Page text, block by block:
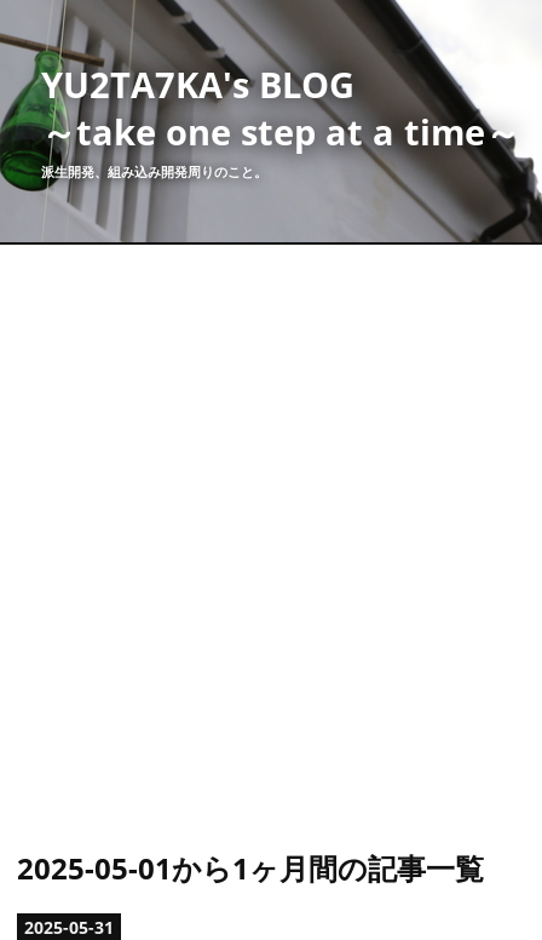
YU2TA7KA's BLOG
～take one step at a time～
派生開発、組み込み開発周りのこと。
2025-05-01から1ヶ月間の記事一覧
2025-05-31